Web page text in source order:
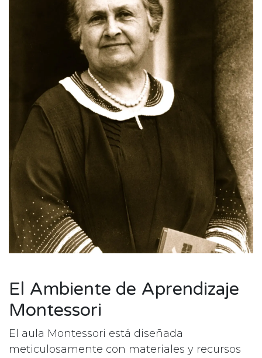
El Ambiente de Aprendizaje
Montessori
El aula Montessori está diseñada
meticulosamente con materiales y recursos